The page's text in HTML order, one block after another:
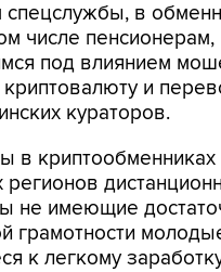
в
числе пенсионерам,
под влиянием
и
кураторов.
в криптообменниках
регионов
не имеющие
грамотности
к легкому